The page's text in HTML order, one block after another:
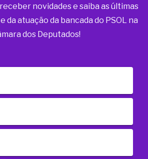
novidades e saiba as últimas
da atuação da bancada do PSOL na
dos Deputados!